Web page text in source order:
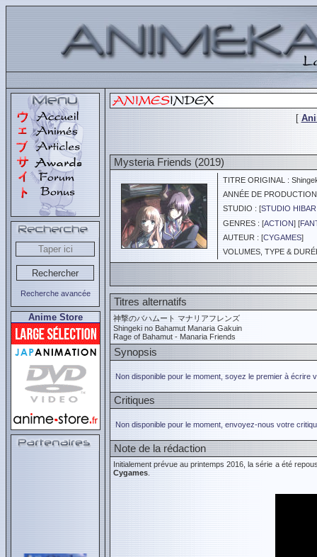
Recherche avancée
Anime Store
[
Mysteria Friends (2019)
TITRE ORIGINAL :
ANNÉE DE
STUDIO : [STUDIO
GENRES : [ACTION] [
AUTEUR : [CYGAMES]
VOLUMES, TYPE &
Titres alternatifs
神撃のバハムート マナリアフレンズ
Shingeki no Bahamut Manaria Gakuin
Rage of Bahamut - Manaria Friends
Synopsis
Non disponible pour le moment, soyez le premier à écrire
Critiques
Non disponible pour le moment, envoyez-nous votre
Note de la rédaction
Initialement prévue au printemps 2016, la série a été
Cygames